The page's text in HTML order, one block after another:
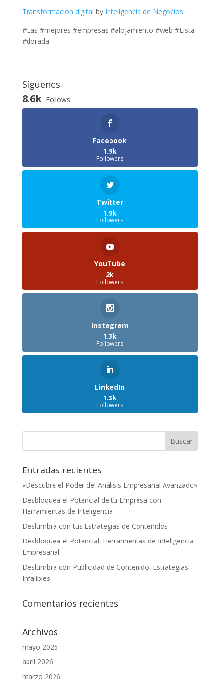
Transformación digital by Inteligencia de Negocios
#Las #mejores #empresas #alojamiento #web #Lista
#dorada
Síguenos
8.6k Follows
Facebook
1.9k
Followers
Twitter
1.9k
Followers
YouTube
2k
Followers
Instagram
1.3k
Followers
LinkedIn
1.3k
Followers
Entradas recientes
«Descubre el Poder del Análisis Empresarial Avanzado»
Desbloquea el Potencial de tu Empresa con
Herramientas de Inteligencia
Deslumbra con tus Estrategias de Contenidos
Desbloquea el Potencial: Herramientas de Inteligencia
Empresarial
Deslumbra con Publicidad de Contenido: Estrategias
Infalibles
Comentarios recientes
Archivos
mayo 2026
abril 2026
marzo 2026